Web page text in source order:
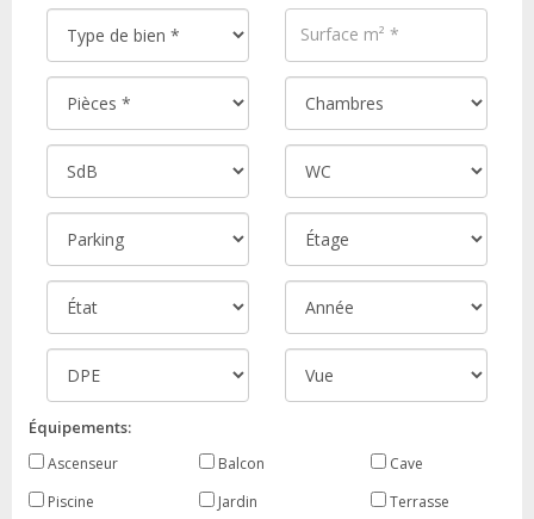
Équipements:
Ascenseur Balcon
Cave
Piscine
Jardin Terrasse